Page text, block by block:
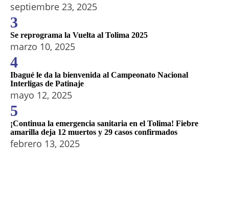
septiembre 23, 2025
3
Se reprograma la Vuelta al Tolima 2025
marzo 10, 2025
4
Ibagué le da la bienvenida al Campeonato Nacional
Interligas de Patinaje
mayo 12, 2025
5
¡Continua la emergencia sanitaria en el Tolima! Fiebre
amarilla deja 12 muertos y 29 casos confirmados
febrero 13, 2025